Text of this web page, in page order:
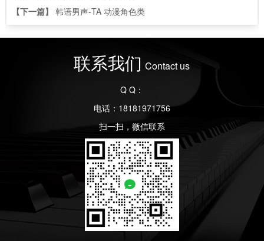
【下一篇】 韩语男声-TA 动漫角色类
联系我们 Contact us
Q Q：
电话：18181971756
扫一扫，微信联系